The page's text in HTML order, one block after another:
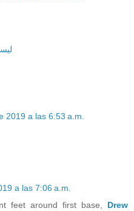
2019 a las 6:53 a.m.
a las 7:06 a.m.
feet around first base, Drew